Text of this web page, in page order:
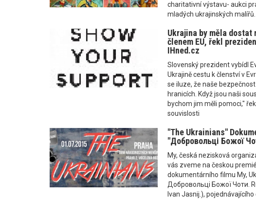
charitativní výstavu- aukci
mladých ukrajinských malířů.
Ukrajina by měla
členem EU, řekl
IHned.cz
Slovenský prezident vybídl
Ukrajině cestu k členství v
se iluze, že naše
hranicích. Když jsou naši
bychom jim měli pomoci,"
souvislosti
"The Ukrainians"
"Добровольці Божої
My, česká nezisková
vás zveme na českou
dokumentárního filmu My,
Добровольці Божої Чоти.
Ivan Jasnij.),